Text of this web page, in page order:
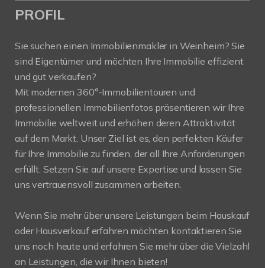
PROFIL
Sie suchen einen Immobilienmakler in Weinheim? Sie
sind Eigentümer und möchten Ihre Immobilie effizient
und gut verkaufen?
Mit modernen 360°-Immobilientouren und
professionellen Immobilienfotos präsentieren wir Ihre
Immobilie weltweit und erhöhen deren Attraktivität
auf dem Markt. Unser Ziel ist es, den perfekten Käufer
für Ihre Immobilie zu finden, der all Ihre Anforderungen
erfüllt. Setzen Sie auf unsere Expertise und lassen Sie
uns vertrauensvoll zusammen arbeiten.
Wenn Sie mehr über unsere Leistungen beim Hauskauf
oder Hausverkauf erfahren möchten kontaktieren Sie
uns noch heute und erfahren Sie mehr über die Vielzahl
an Leistungen, die wir Ihnen bieten!